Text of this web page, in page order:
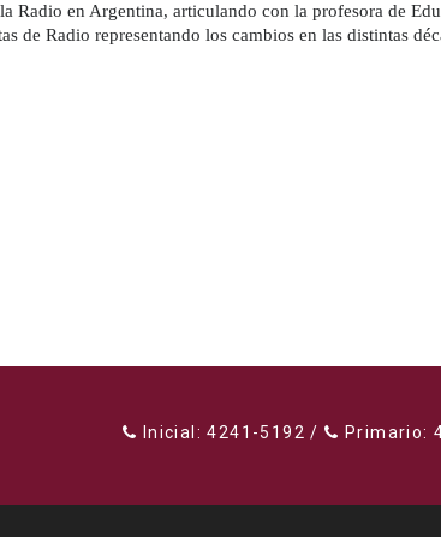
Radio en Argentina, articulando con la profesora de
de Radio representando los cambios en las distintas
Inicial: 4241-5192 / Primario: